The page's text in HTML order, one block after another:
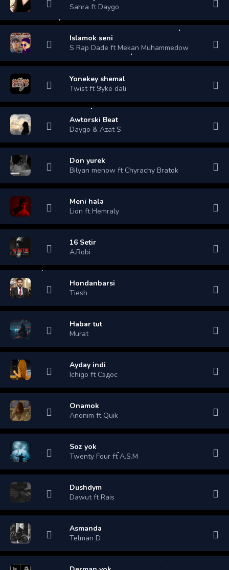
Sahra ft Daygo
Islamok seni
S Rap Dade ft Mekan Muhammedow
Yonekey shemal
Twist ft Syke dali
Awtorski Beat
Daygo & Azat S
Don yurek
Bilyan menow ft Chyrachy Bratok
Meni hala
Lion ft Hemraly
16 Setir
A.Robi
Hondanbarsi
Tiesh
Habar tut
Murat
Ayday indi
Ichigo ft Сэдос
Onamok
Anonim ft Quik
Soz yok
Twenty Four ft A.S.M
Dushdym
Dawut ft Rais
Asmanda
Telman D